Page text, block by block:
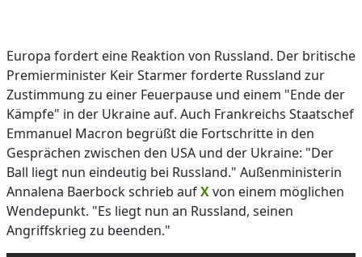
Europa fordert eine Reaktion von Russland. Der britische
Premierminister Keir Starmer forderte Russland zur
Zustimmung zu einer Feuerpause und einem "Ende der
Kämpfe" in der Ukraine auf. Auch Frankreichs Staatschef
Emmanuel Macron begrüßt die Fortschritte in den
Gesprächen zwischen den USA und der Ukraine: "Der
Ball liegt nun eindeutig bei Russland." Außenministerin
Annalena Baerbock schrieb aufXvon einem möglichen
Wendepunkt. "Es liegt nun an Russland, seinen
Angriffskrieg zu beenden."